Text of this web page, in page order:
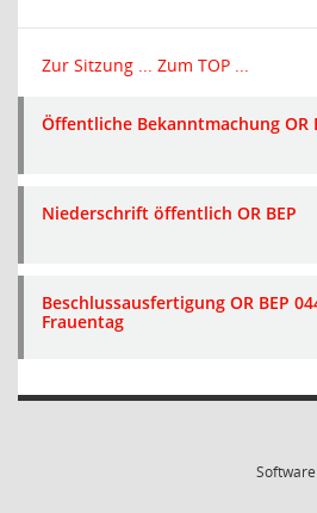
Zur Sitzung ... Zum TOP ...
Öffentliche Bekanntmachung OR
Niederschrift öffentlich OR BEP
Beschlussausfertigung OR BEP
Frauentag